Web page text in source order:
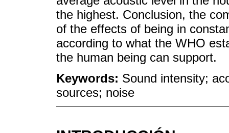
the highest. Conclusion, the
of the effects of being in
according to what the WHO
the human being can support.
Keywords: Sound intensity;
sources; noise